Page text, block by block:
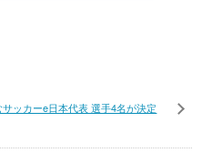
ッカーe日本代表 選手4名が決定